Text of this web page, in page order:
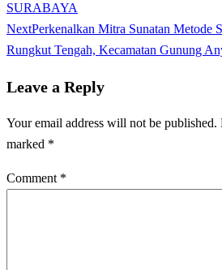
SURABAYA
NextPerkenalkan Mitra Sunatan Metode
Rungkut Tengah, Kecamatan Gunung
Leave a Reply
Your email address will not be published.
marked *
Comment *